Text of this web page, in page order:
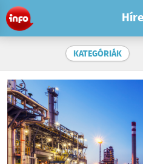
KATEGÓRIÁK